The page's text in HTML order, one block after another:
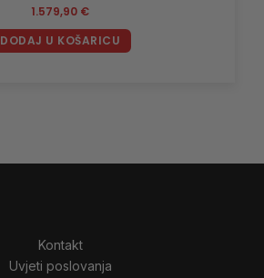
1.579,90 €
DODAJ U KOŠARICU
Kontakt
Uvjeti poslovanja